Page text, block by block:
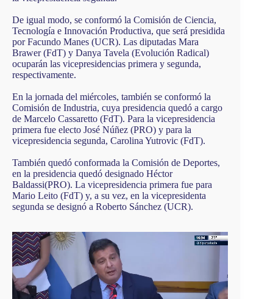
De igual modo, se conformó la Comisión de Ciencia,
Tecnología e Innovación Productiva, que será presidida
por Facundo Manes (UCR). Las diputadas Mara
Brawer (FdT) y Danya Tavela (Evolución Radical)
ocuparán las vicepresidencias primera y segunda,
respectivamente.
En la jornada del miércoles, también se conformó la
Comisión de Industria, cuya presidencia quedó a cargo
de Marcelo Cassaretto (FdT). Para la vicepresidencia
primera fue electo José Núñez (PRO) y para la
vicepresidencia segunda, Carolina Yutrovic (FdT).
También quedó conformada la Comisión de Deportes,
en la presidencia quedó designado Héctor
Baldassi(PRO). La vicepresidencia primera fue para
Mario Leito (FdT) y, a su vez, en la vicepresidenta
segunda se designó a Roberto Sánchez (UCR).